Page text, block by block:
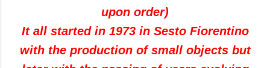
upon order)
It all started in 1973 in Sesto Fiorentino
with the production of small objects but